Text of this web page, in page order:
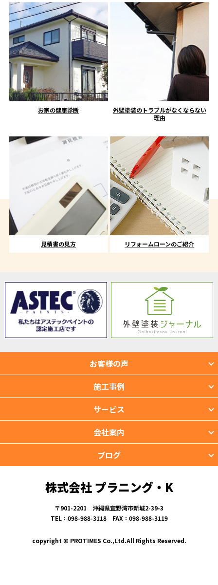
お家の健康診断
外壁塗装のトラブルがなくならない
理由
見積書の見方 リフォームローンのご紹介
お客様の声
施工事例
サービス
会社案内
ブログ
株式会社 プラニング・K
〒901-2201 沖縄県宜野湾市新城2-39-3
TEL：098-988-3118 FAX：098-988-3119
copyright © PROTIMES Co.,Ltd.All Rights Reserved.